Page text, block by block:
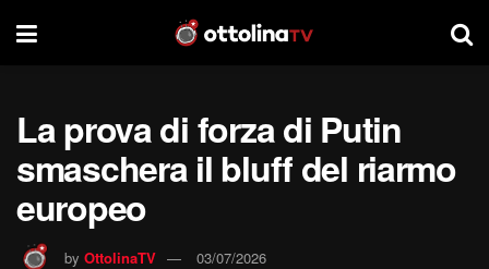
La prova di forza di Putin
smaschera il bluff del riarmo
europeo
by OttolinaTV 03/07/2026